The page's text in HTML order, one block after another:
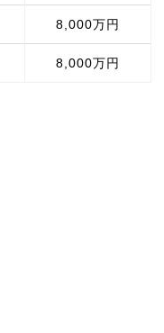
8,000万円
8,000万円